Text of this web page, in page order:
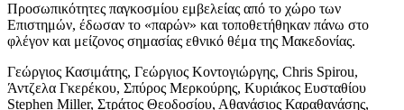
Προσωπικότητες παγκοσμίου εμβελείας από το χώρο των
Επιστημών, έδωσαν το «παρών» και τοποθετήθηκαν πάνω στο
φλέγον και μείζονος σημασίας εθνικό θέμα της Μακεδονίας.
Γεώργιος Κασιμάτης, Γεώργιος Κοντογιώργης, Chris Spirou,
Άντζελα Γκερέκου, Σπύρος Μερκούρης, Κυριάκος Ευσταθίου
Stephen Miller, Στράτος Θεοδοσίου, Αθανάσιος Καραθανάσης,